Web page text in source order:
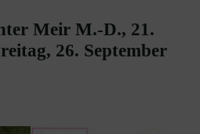
Meir M.-D., 21.
26. September